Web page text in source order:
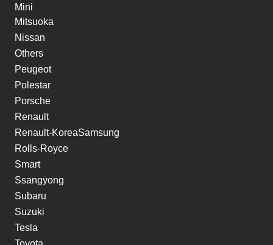
Mini
Mitsuoka
Nissan
Others
Peugeot
Polestar
Porsche
Renault
Renault-KoreaSamsung
Rolls-Royce
Smart
Ssangyong
Subaru
Suzuki
Tesla